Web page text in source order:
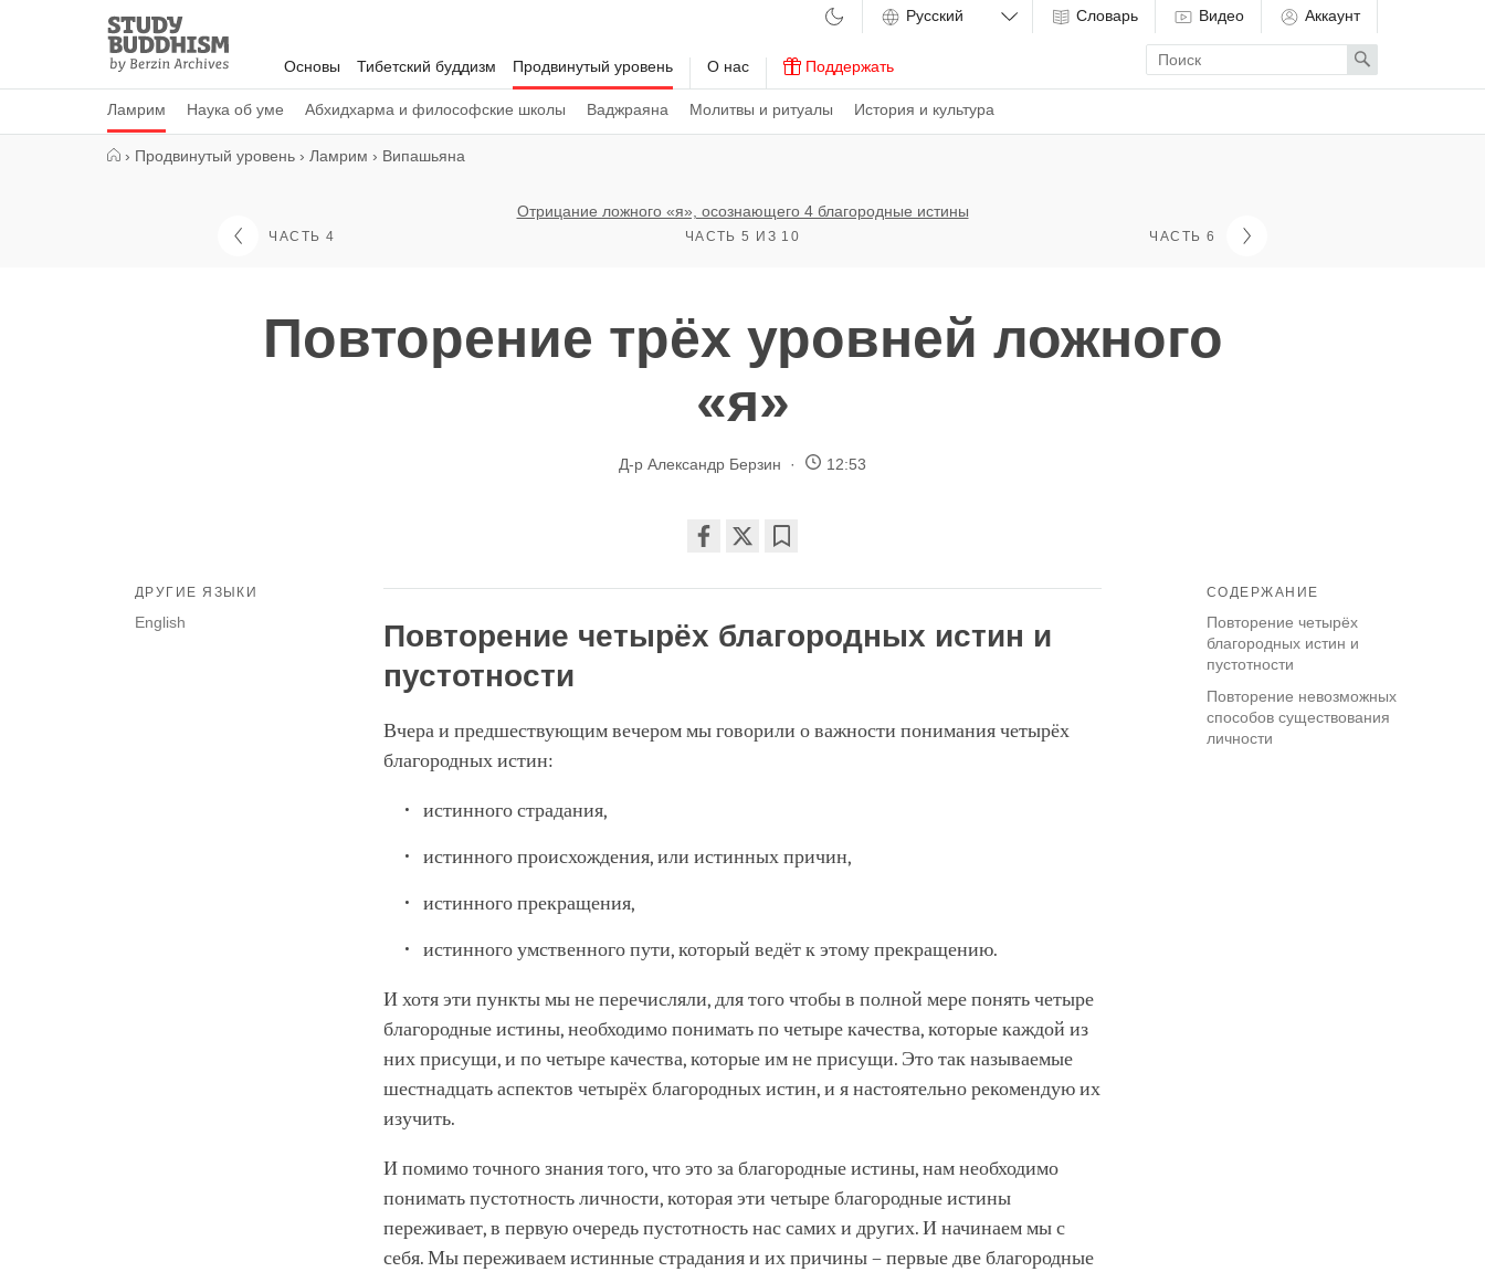
Study
Buddhism
Home
Основы Тибетский буддизм Продвинутый уровень
Ламрим Наука об уме Абхидхарма и философские школы Ваджраяна Молитвы и ритуалы История и культура
О нас Поддержать
Словарь Видео Аккаунт
Enter
search
term
Search
› Продвинутый уровень › Ламрим › Випашьяна
ЧАСТЬ 4
Отрицание ложного «я», осознающего 4 благородные истины
ЧАСТЬ 5 ИЗ 10 ЧАСТЬ 6
Повторение трёх уровней ложного
«я»
Д-р Александр Берзин 12:53
on
facebook
СОДЕРЖАНИЕ
Повторение четырёх
благородных истин и
пустотности
Повторение невозможных
способов существования
личности
ДРУГИЕ ЯЗЫКИ
English
Повторение четырёх благородных истин и
пустотности
Вчера и предшествующим вечером мы говорили о важности понимания четырёх
благородных истин:
истинного страдания,
истинного происхождения, или истинных причин,
истинного прекращения,
истинного умственного пути, который ведёт к этому прекращению.
И хотя эти пункты мы не перечисляли, для того чтобы в полной мере понять четыре
благородные истины, необходимо понимать по четыре качества, которые каждой из
них присущи, и по четыре качества, которые им не присущи. Это так называемые
шестнадцать аспектов четырёх благородных истин, и я настоятельно рекомендую их
изучить.
И помимо точного знания того, что это за благородные истины, нам необходимо
понимать пустотность личности, которая эти четыре благородные истины
переживает, в первую очередь пустотность нас самих и других. И начинаем мы с
себя. Мы переживаем истинные страдания и их причины – первые две благородные